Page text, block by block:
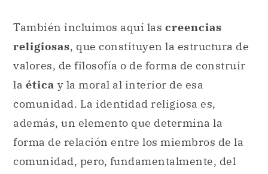
También incluimos aquí las creencias
religiosas, que constituyen la estructura de
valores, de filosofía o de forma de construir
la ética y la moral al interior de esa
comunidad. La identidad religiosa es,
además, un elemento que determina la
forma de relación entre los miembros de la
comunidad, pero, fundamentalmente, del